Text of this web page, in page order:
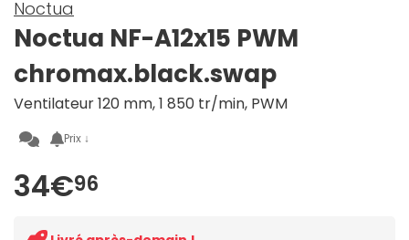
Noctua
Noctua NF-A12x15 PWM
chromax.black.swap
Ventilateur 120 mm, 1 850 tr/min, PWM
Prix ↓
34€96